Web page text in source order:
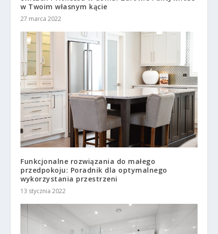
w Twoim własnym kącie
27 marca 2022
Funkcjonalne rozwiązania do małego
przedpokoju: Poradnik dla optymalnego
wykorzystania przestrzeni
13 stycznia 2022